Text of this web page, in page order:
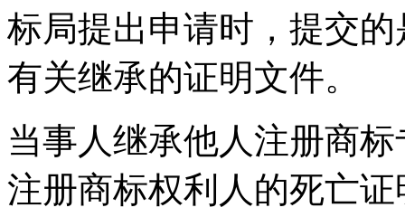
标局提出申请时，提交
有关继承的证明文件。
当事人继承他人注册商
注册商标权利人的死亡